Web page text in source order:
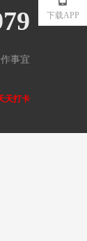
事宜
天打卡
下载APP